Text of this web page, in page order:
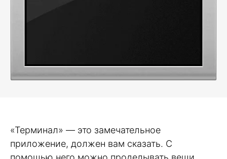
«Терминал» — это замечательное
приложение, должен вам сказать. С